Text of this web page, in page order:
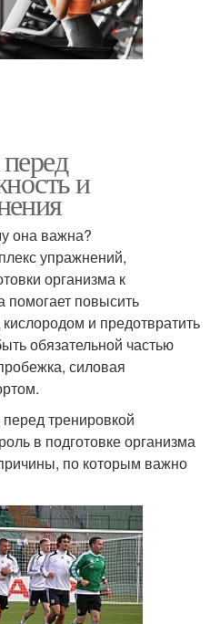
и
она важна?
упражнений,
организма к
помогает повысить
и предотвратить
обязательной частью
силовая
тренировкой
в подготовке организма
по которым важно